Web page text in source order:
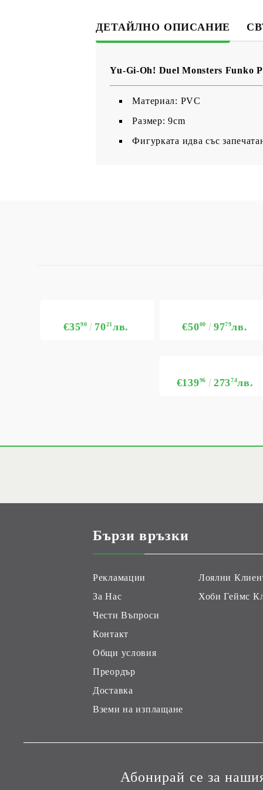
ДЕТАЙЛНО ОПИСАНИЕ
Yu-Gi-Oh! Duel Monsters Funko
Maтериал: PVC
Размер: 9cm
Фигурката идва със
€3590 7021лв. €5000 9779лв.
€13996 27374лв.
Бързи връзки
Рекламации
За Нас
Чести Въпроси
Контакт
Общи условия
Преордър
Доставка
Вземи на изплащане
Лоялни
Хоби Геймс
Абонирай се за